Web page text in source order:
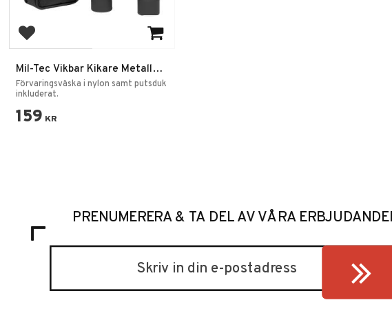
Add to favorites
Mil-Tec Vikbar Kikare Metall
10x25 Svart
Förvaringsväska i nylon samt putsduk
inkluderat.
159 KR
PRENUMERERA & TA DEL AV VÅRA